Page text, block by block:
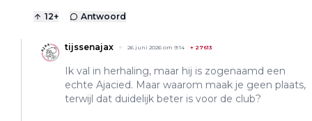
12+ Antwoord
tijssenajax 26 juni 2026 om 9:14 + 27613
Ik val in herhaling, maar hij is zogenaamd een
echte Ajacied. Maar waarom maak je geen plaats,
terwijl dat duidelijk beter is voor de club?